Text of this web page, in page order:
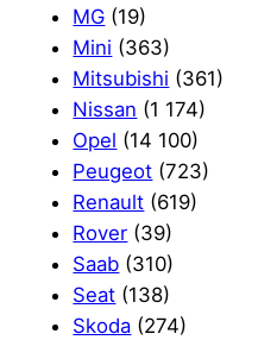
MG (19)
Mini (363)
Mitsubishi (361)
Nissan (1 174)
Opel (14 100)
Peugeot (723)
Renault (619)
Rover (39)
Saab (310)
Seat (138)
Skoda (274)